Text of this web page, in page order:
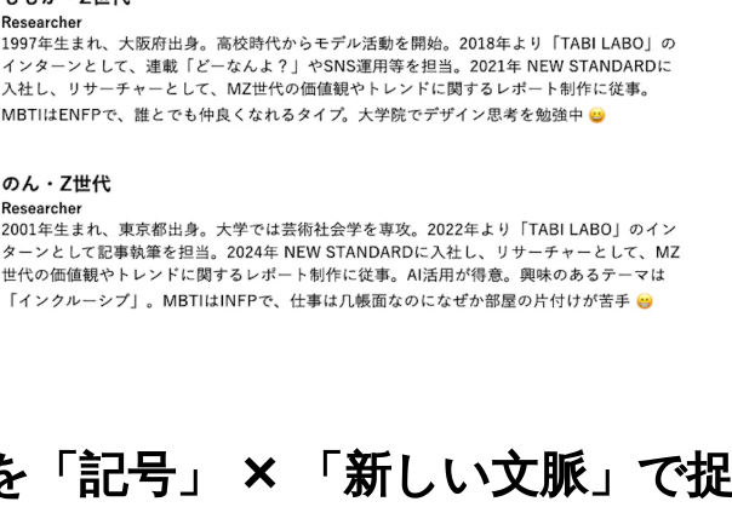
「記号」 ✕ 「新しい文脈」で捉